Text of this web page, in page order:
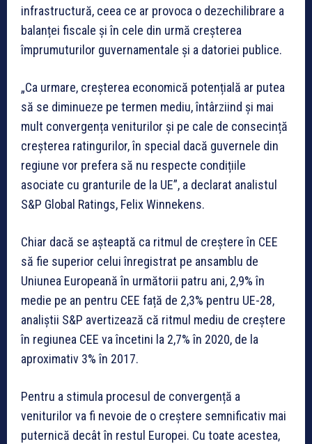
infrastructură, ceea ce ar provoca o dezechilibrare a
balanței fiscale și în cele din urmă creșterea
împrumuturilor guvernamentale și a datoriei publice.
„Ca urmare, creșterea economică potențială ar putea
să se diminueze pe termen mediu, întârziind și mai
mult convergența veniturilor și pe cale de consecință
creșterea ratingurilor, în special dacă guvernele din
regiune vor prefera să nu respecte condițiile
asociate cu granturile de la UE”, a declarat analistul
S&P Global Ratings, Felix Winnekens.
Chiar dacă se așteaptă ca ritmul de creștere în CEE
să fie superior celui înregistrat pe ansamblu de
Uniunea Europeană în următorii patru ani, 2,9% în
medie pe an pentru CEE față de 2,3% pentru UE-28,
analiștii S&P avertizează că ritmul mediu de creștere
în regiunea CEE va încetini la 2,7% în 2020, de la
aproximativ 3% în 2017.
Pentru a stimula procesul de convergență a
veniturilor va fi nevoie de o creștere semnificativ mai
puternică decât în restul Europei. Cu toate acestea,